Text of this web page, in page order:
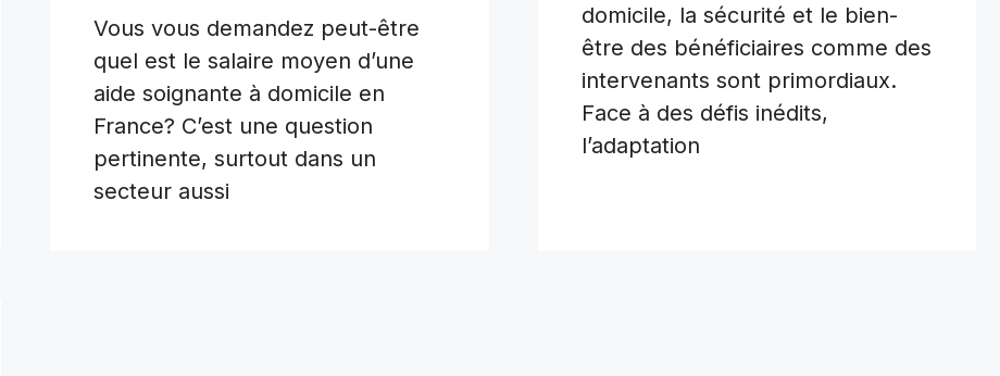
Vous vous demandez peut-être
quel est le salaire moyen d’une
aide soignante à domicile en
France? C’est une question
pertinente, surtout dans un
secteur aussi
domicile, la sécurité et le bien-
être des bénéficiaires comme des
intervenants sont primordiaux.
Face à des défis inédits,
l’adaptation